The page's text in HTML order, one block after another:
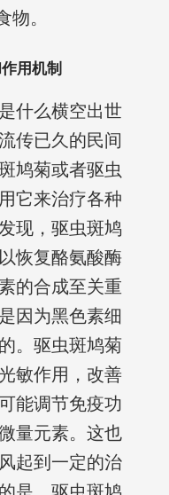
物。
用机制
什么横空出世
传已久的民间
鸠菊或者驱虫
它来治疗各种
现，驱虫斑鸠
恢复酪氨酸酶
的合成至关重
因为黑色素细
。驱虫斑鸠菊
敏作用，改善
能调节免疫功
量元素。这也
起到一定的治